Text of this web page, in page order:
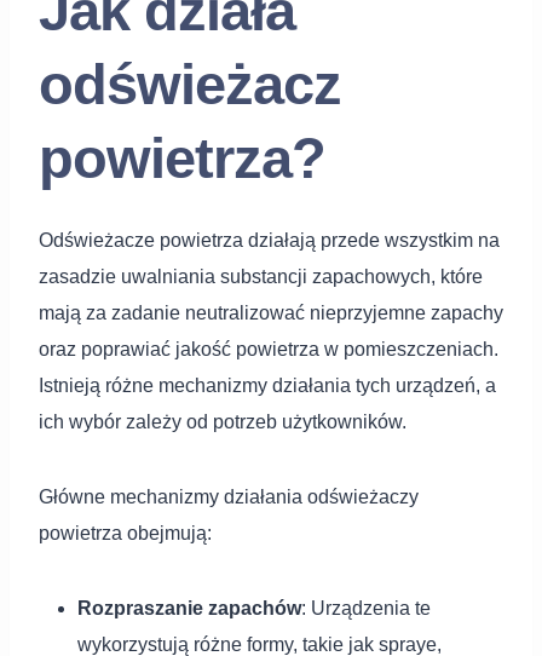
odświeżacz
powietrza?
Odświeżacze powietrza działają przede wszystkim na
zasadzie uwalniania substancji zapachowych, które
mają za zadanie neutralizować nieprzyjemne zapachy
oraz poprawiać jakość powietrza w pomieszczeniach.
Istnieją różne mechanizmy działania tych urządzeń, a
ich wybór zależy od potrzeb użytkowników.
Główne mechanizmy działania odświeżaczy
powietrza obejmują:
Rozpraszanie zapachów: Urządzenia te
wykorzystują różne formy, takie jak spraye,